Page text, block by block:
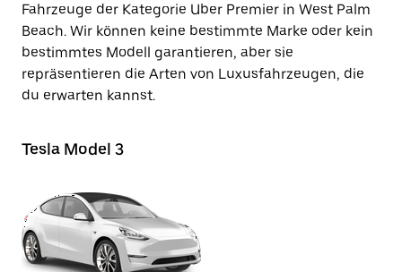
Fahrzeuge der Kategorie Uber Premier in West Palm
Beach. Wir können keine bestimmte Marke oder kein
bestimmtes Modell garantieren, aber sie
repräsentieren die Arten von Luxusfahrzeugen, die
du erwarten kannst.
Tesla Model 3